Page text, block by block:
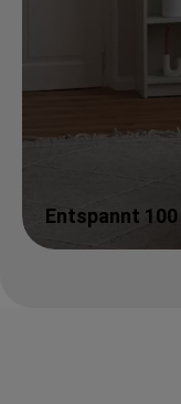
Entspannt